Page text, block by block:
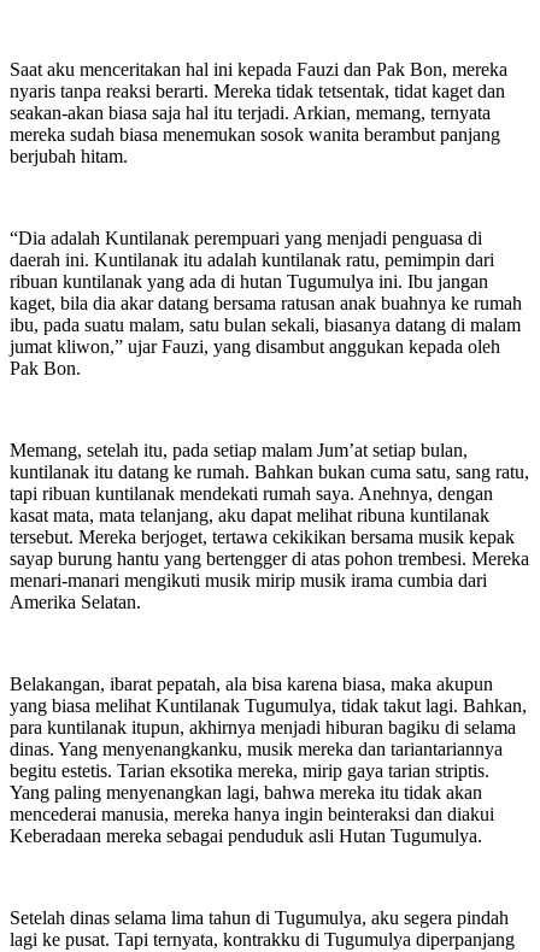
Saat aku menceritakan hal ini kepada Fauzi dan Pak Bon, mereka
nyaris tanpa reaksi berarti. Mereka tidak tetsentak, tidat kaget dan
seakan-akan biasa saja hal itu terjadi. Arkian, memang, ternyata
mereka sudah biasa menemukan sosok wanita berambut panjang
berjubah hitam.
“Dia adalah Kuntilanak perempuari yang menjadi penguasa di
daerah ini. Kuntilanak itu adalah kuntilanak ratu, pemimpin dari
ribuan kuntilanak yang ada di hutan Tugumulya ini. Ibu jangan
kaget, bila dia akar datang bersama ratusan anak buahnya ke rumah
ibu, pada suatu malam, satu bulan sekali, biasanya datang di malam
jumat kliwon,” ujar Fauzi, yang disambut anggukan kepada oleh
Pak Bon.
Memang, setelah itu, pada setiap malam Jum’at setiap bulan,
kuntilanak itu datang ke rumah. Bahkan bukan cuma satu, sang ratu,
tapi ribuan kuntilanak mendekati rumah saya. Anehnya, dengan
kasat mata, mata telanjang, aku dapat melihat ribuna kuntilanak
tersebut. Mereka berjoget, tertawa cekikikan bersama musik kepak
sayap burung hantu yang bertengger di atas pohon trembesi. Mereka
menari-manari mengikuti musik mirip musik irama cumbia dari
Amerika Selatan.
Belakangan, ibarat pepatah, ala bisa karena biasa, maka akupun
yang biasa melihat Kuntilanak Tugumulya, tidak takut lagi. Bahkan,
para kuntilanak itupun, akhirnya menjadi hiburan bagiku di selama
dinas. Yang menyenangkanku, musik mereka dan tariantariannya
begitu estetis. Tarian eksotika mereka, mirip gaya tarian striptis.
Yang paling menyenangkan lagi, bahwa mereka itu tidak akan
mencederai manusia, mereka hanya ingin beinteraksi dan diakui
Keberadaan mereka sebagai penduduk asli Hutan Tugumulya.
Setelah dinas selama lima tahun di Tugumulya, aku segera pindah
lagi ke pusat. Tapi ternyata, kontrakku di Tugumulya diperpanjang